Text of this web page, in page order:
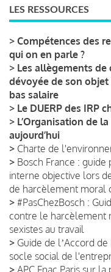
LES RESSOURCES
> Compétences des
qui on en parle ?
> Les allègements
dévoyée de son
bas salaire
> Le DUERP des IRP
> L’Organisation de
aujourd’hui
> Charte de
> Bosch France :
interne objective lors
de harcèlement moral
> #PasChezBosch :
contre le harcèlement
sexistes au travail
> Guide de lʼAccord
socle social de
> APC Fnac Paris sur